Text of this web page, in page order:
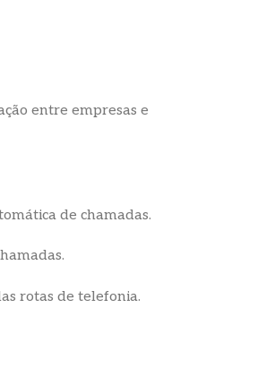
entre empresas e
de chamadas.
rotas de telefonia.